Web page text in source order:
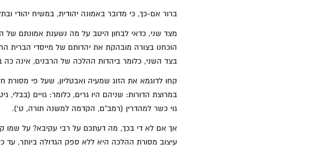
ברור אם-כך, כי מדובר באמונה יהודית, במשיח יהודי
מצד שני, כדאי לבחון היטב על מה נשענת אמונתם של
הוכחנו בצורה מובהקת את יהדותם של מייסדי הברית
בצד השני, כלומר ביהדות ההלכה של הרבנים, אינה כה
קחו לדוגמא את הזוג שמעיה ואבטליון, שעל פי
במרוצת הדורות: שניהם היו גרים, כלומר: גויים (בבלי,
גוי כשר למהדרין (רמב"ם, הקדמה למשנה תורה, ט').
אך אם לא די בכך, מה דעתכם על רבי עקיבא? על שמו
עיצוב מסורת ההלכה היא ללא ספק הגדולה ביותר, עד